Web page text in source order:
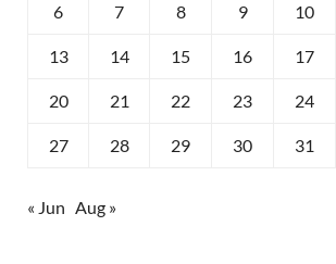
6 7 8 9 10
13 14 15 16 17
20 21 22 23 24
27 28 29 30 31
« Jun Aug »